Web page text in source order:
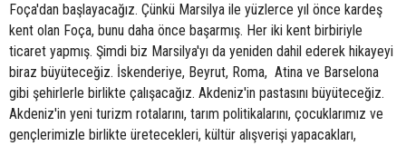
Foça'dan başlayacağız. Çünkü Marsilya ile yüzlerce yıl önce kardeş
kent olan Foça, bunu daha önce başarmış. Her iki kent birbiriyle
ticaret yapmış. Şimdi biz Marsilya'yı da yeniden dahil ederek hikayeyi
biraz büyüteceğiz. İskenderiye, Beyrut, Roma, Atina ve Barselona
gibi şehirlerle birlikte çalışacağız. Akdeniz'in pastasını büyüteceğiz.
Akdeniz'in yeni turizm rotalarını, tarım politikalarını, çocuklarımız ve
gençlerimizle birlikte üretecekleri, kültür alışverişi yapacakları,